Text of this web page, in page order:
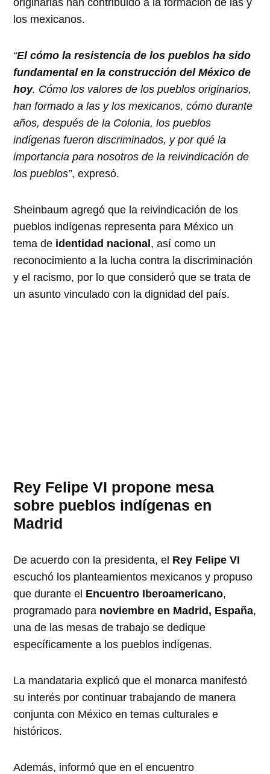
originarias han contribuido a la formación de las y
los mexicanos.
“El cómo la resistencia de los pueblos ha sido
fundamental en la construcción del México de
hoy. Cómo los valores de los pueblos originarios,
han formado a las y los mexicanos, cómo durante
años, después de la Colonia, los pueblos
indígenas fueron discriminados, y por qué la
importancia para nosotros de la reivindicación de
los pueblos”, expresó.
Sheinbaum agregó que la reivindicación de los
pueblos indígenas representa para México un
tema de identidad nacional , así como un
reconocimiento a la lucha contra la discriminación
y el racismo, por lo que consideró que se trata de
un asunto vinculado con la dignidad del país.
Rey Felipe VI propone mesa
sobre pueblos indígenas en
Madrid
De acuerdo con la presidenta, el Rey Felipe VI
escuchó los planteamientos mexicanos y propuso
que durante el Encuentro Iberoamericano,
programado para noviembre en Madrid, España,
una de las mesas de trabajo se dedique
específicamente a los pueblos indígenas.
La mandataria explicó que el monarca manifestó
su interés por continuar trabajando de manera
conjunta con México en temas culturales e
históricos.
Además, informó que en el encuentro